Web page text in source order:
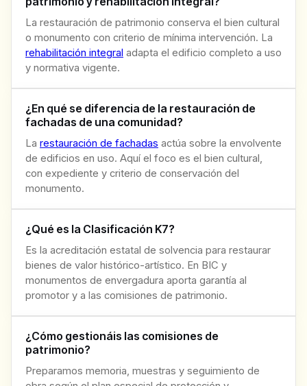
La restauración de patrimonio conserva el bien cultural
o monumento con criterio de mínima intervención. La
rehabilitación integral adapta el edificio completo a uso
y normativa vigente.
¿En qué se diferencia de la restauración de
fachadas de una comunidad?
La restauración de fachadas actúa sobre la envolvente
de edificios en uso. Aquí el foco es el bien cultural,
con expediente y criterio de conservación del
monumento.
¿Qué es la Clasificación K7?
Es la acreditación estatal de solvencia para restaurar
bienes de valor histórico-artístico. En BIC y
monumentos de envergadura aporta garantía al
promotor y a las comisiones de patrimonio.
¿Cómo gestionáis las comisiones de
patrimonio?
Preparamos memoria, muestras y seguimiento de